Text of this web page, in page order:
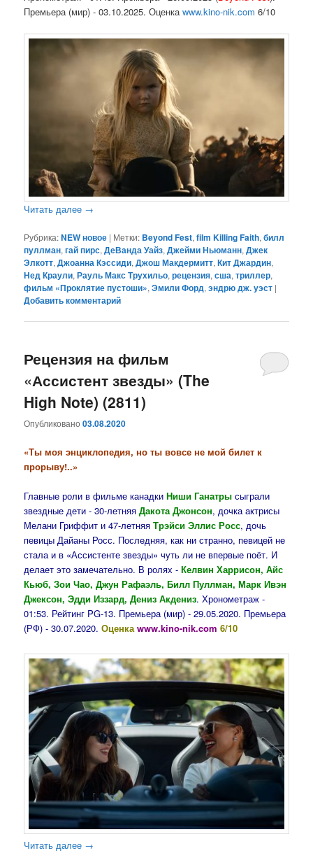
Премьера (мир) - 03.10.2025. Оценкаwww.kino-nik.com 6/10
Читать далее →
Рубрика:NEW новое | Метки: Beyond Fest,film Killing Faith,билл
пуллман,гай пирс,ДеВанда Уайз,Джейми Ньюманн,Джек
Элкотт,Джоанна Кэссиди,Джош Макдермитт,Кит Джардин,
Нед Краули,Рауль Макс Трухильо,рецензия,сша,триллер,
фильм «Проклятие пустоши»,Эмили Форд,эндрю дж. уэст |
Добавить комментарий
Рецензия на фильм
«Ассистент звезды» (The
High Note) (2811)
Опубликовано03.08.2020
«Ты моя энциклопедия, но ты вовсе не мой билет к
прорыву!..»
Главные роли в фильме канадкиНиши Ганатры сыграли
звездные дети - 30-летняяДакота Джонсон, дочка актрисы
Мелани Гриффит и 47-летняяТрэйси Эллис Росс, дочь
певицы Дайаны Росс. Последняя, как ни странно, певицей не
стала и в «Ассистенте звезды» чуть ли не впервые поёт. И
делает это замечательно. В ролях -Келвин Харрисон, Айс
Кьюб, Зои Чао, Джун Рафаэль, Билл Пуллман, Марк Ивэн
Джексон, Эдди Иззард, Дениз Акдениз. Хронометраж -
01:53. Рейтинг PG-13. Премьера (мир) - 29.05.2020. Премьера
(РФ) - 30.07.2020.Оценкаwww.kino-nik.com 6/10
Читать далее →